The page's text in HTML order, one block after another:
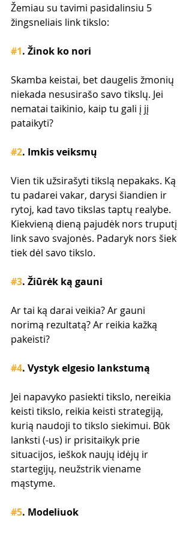
Žemiau su tavimi pasidalinsiu 5
žingsneliais link tikslo:
#1. Žinok ko nori
Skamba keistai, bet daugelis žmonių
niekada nesusirašo savo tikslų. Jei
nematai taikinio, kaip tu gali į jį
pataikyti?
#2. Imkis veiksmų
Vien tik užsirašyti tikslą nepakaks. Ką
tu padarei vakar, darysi šiandien ir
rytoj, kad tavo tikslas taptų realybe.
Kiekvieną dieną pajudėk nors truputį
link savo svajonės. Padaryk nors šiek
tiek dėl savo tikslo.
#3. Žiūrėk ką gauni
Ar tai ką darai veikia? Ar gauni
norimą rezultatą? Ar reikia kažką
pakeisti?
#4. Vystyk elgesio lankstumą
Jei napavyko pasiekti tikslo, nereikia
keisti tikslo, reikia keisti strategiją,
kurią naudoji to tikslo siekimui. Būk
lanksti (-us) ir prisitaikyk prie
situacijos, ieškok naujų idėjų ir
startegijų, neužstrik viename
mąstyme.
#5. Modeliuok